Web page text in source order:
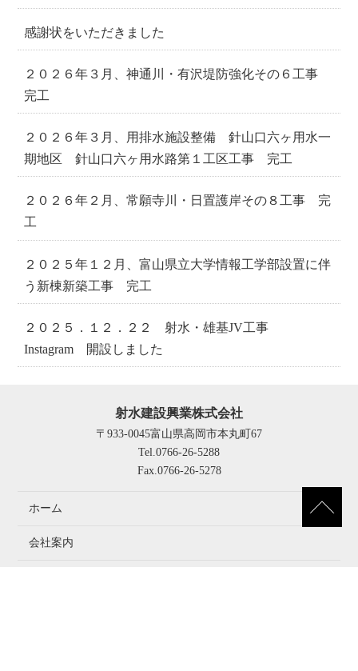
感謝状をいただきました
２０２６年３月、神通川・有沢堤防強化その６工事
完工
２０２６年３月、用排水施設整備 針山口六ヶ用水一
期地区 針山口六ヶ用水路第１工区工事 完工
２０２６年２月、常願寺川・日置護岸その８工事 完
工
２０２５年１２月、富山県立大学情報工学部設置に伴
う新棟新築工事 完工
２０２５．１２．２２ 射水・雄基JV工事
Instagram 開設しました
射水建設興業株式会社
〒933-0045富山県高岡市本丸町67
Tel.0766-26-5288
Fax.0766-26-5278
ホーム
会社案内